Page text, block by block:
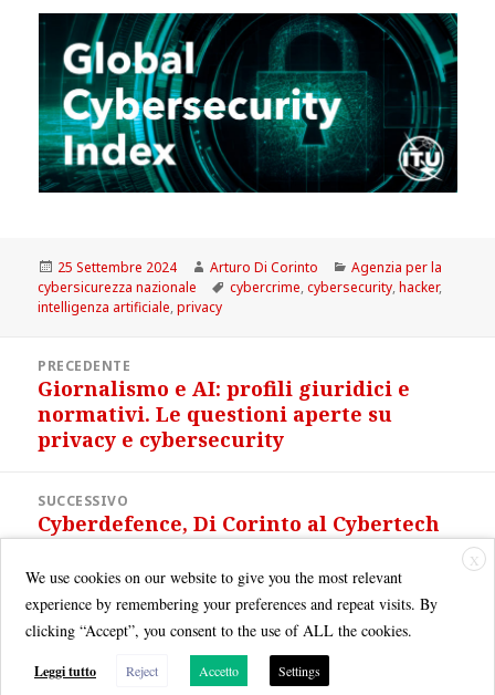
Scritto
il
25 Settembre 2024 Autore
Arturo Di Corinto Categorie
Agenzia per la
cybersicurezza nazionale
Tag
cybercrime,cybersecurity,hacker,
intelligenza artificiale,privacy
articoliPRECEDENTE
Articolo
precedente:
Giornalismo e AI: profili giuridici e
normativi. Le questioni aperte su
privacy e cybersecurity
SUCCESSIVO
Articolo
Cyberdefence, Di Corinto al Cybertech
X
We use cookies on our website to give you the most relevant
experience by remembering your preferences and repeat visits. By
clicking “Accept”, you consent to the use of ALL the cookies.
Leggi tutto Reject Accetto Settings